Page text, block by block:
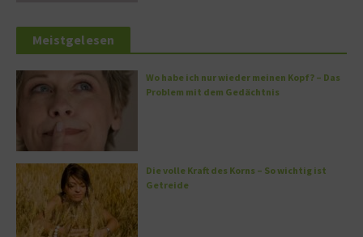
Meistgelesen
Wo habe ich nur wieder meinen Kopf? – Das
Problem mit dem Gedächtnis
Die volle Kraft des Korns – So wichtig ist
Getreide